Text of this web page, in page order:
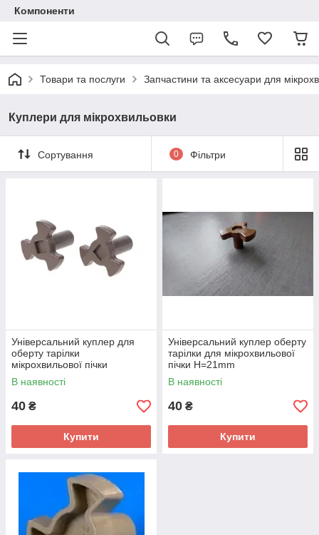
Компоненти
Товари та послуги Запчастини та аксесуари для
Куплери для мікрохвильовки
Сортування 0 Фільтри
Універсальний куплер для
оберту тарілки
мікрохвильової пічки
Н=29mm
В наявності
40 ₴
Купити
Універсальний куплер оберту
тарілки для мікрохвильової
пічки Н=21mm
В наявності
40 ₴
Купити